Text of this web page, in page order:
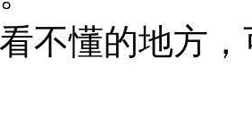
不懂的地方